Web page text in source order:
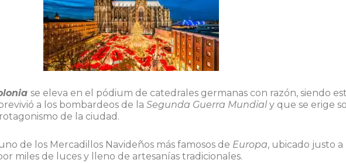
se eleva en el pódium de catedrales germanas con razón, siendo
a los bombardeos de la Segunda Guerra Mundial y que se erige
de la ciudad.
de los Mercadillos Navideños más famosos de Europa, ubicado justo a
miles de luces y lleno de artesanías tradicionales.